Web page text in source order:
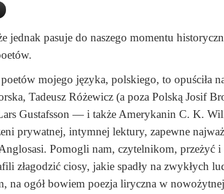
jednak pasuje do naszego momentu
mojego języka, polskiego, to opuściła
Tadeusz Różewicz (a poza Polską Josif
Gustafsson — i także Amerykanin C. K.
prywatnej, intymnej lektury, zapewne
Pomogli nam, czytelnikom, przeżyć
złagodzić ciosy, jakie spadły na zwykłych
na ogół bowiem poezja liryczna w